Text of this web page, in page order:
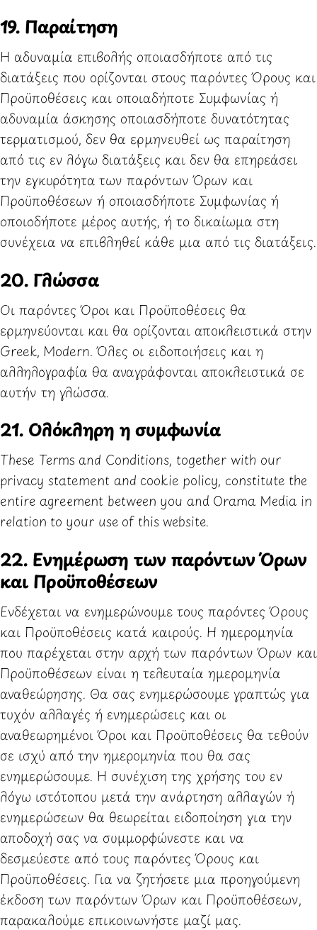
19. Παραίτηση
Η αδυναμία επιβολής οποιασδήποτε από τις
διατάξεις που ορίζονται στους παρόντες Όρους και
Προϋποθέσεις και οποιαδήποτε Συμφωνίας ή
αδυναμία άσκησης οποιασδήποτε δυνατότητας
τερματισμού, δεν θα ερμηνευθεί ως παραίτηση
από τις εν λόγω διατάξεις και δεν θα επηρεάσει
την εγκυρότητα των παρόντων Όρων και
Προϋποθέσεων ή οποιασδήποτε Συμφωνίας ή
οποιοδήποτε μέρος αυτής, ή το δικαίωμα στη
συνέχεια να επιβληθεί κάθε μια από τις διατάξεις.
20. Γλώσσα
Οι παρόντες Όροι και Προϋποθέσεις θα
ερμηνεύονται και θα ορίζονται αποκλειστικά στην
Greek, Modern. Όλες οι ειδοποιήσεις και η
αλληλογραφία θα αναγράφονται αποκλειστικά σε
αυτήν τη γλώσσα.
21. Ολόκληρη η συμφωνία
These Terms and Conditions, together with our
privacy statement and cookie policy, constitute the
entire agreement between you and Orama Media in
relation to your use of this website.
22. Ενημέρωση των παρόντων Όρων
και Προϋποθέσεων
Ενδέχεται να ενημερώνουμε τους παρόντες Όρους
και Προϋποθέσεις κατά καιρούς. Η ημερομηνία
που παρέχεται στην αρχή των παρόντων Όρων και
Προϋποθέσεων είναι η τελευταία ημερομηνία
αναθεώρησης. Θα σας ενημερώσουμε γραπτώς για
τυχόν αλλαγές ή ενημερώσεις και οι
αναθεωρημένοι Όροι και Προϋποθέσεις θα τεθούν
σε ισχύ από την ημερομηνία που θα σας
ενημερώσουμε. Η συνέχιση της χρήσης του εν
λόγω ιστότοπου μετά την ανάρτηση αλλαγών ή
ενημερώσεων θα θεωρείται ειδοποίηση για την
αποδοχή σας να συμμορφώνεστε και να
δεσμεύεστε από τους παρόντες Όρους και
Προϋποθέσεις. Για να ζητήσετε μια προηγούμενη
έκδοση των παρόντων Όρων και Προϋποθέσεων,
παρακαλούμε επικοινωνήστε μαζί μας.